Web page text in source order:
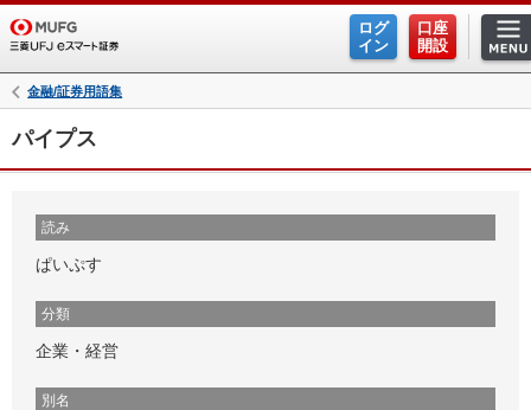
ログ
イン
口座
開設
金融/証券用語集
パイプス
読み
ぱいぷす
分類
企業・経営
別名